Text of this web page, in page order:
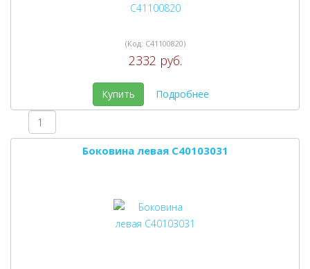
(Код: C41100820)
2332 руб.
Купить Подробнее
Боковина левая C40103031